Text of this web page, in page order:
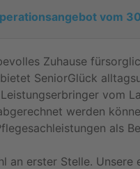
vom
Zuhause
SeniorGlück
vom
werden
als
an erster Stelle.